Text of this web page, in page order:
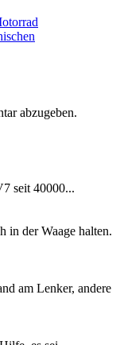
abzugeben.
seit 40000...
in der Waage halten.
am Lenker, andere